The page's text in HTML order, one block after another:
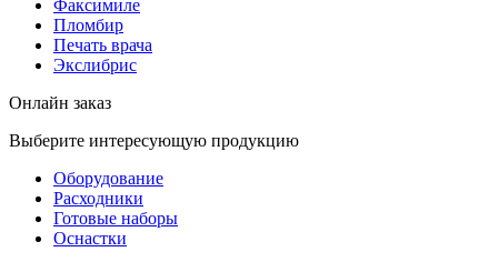
Факсимиле
Пломбир
Печать врача
Экслибрис
Онлайн заказ
Выберите интересующую продукцию
Оборудование
Расходники
Готовые наборы
Оснастки